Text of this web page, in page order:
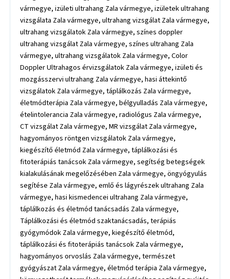
vármegye, izületi ultrahang Zala vármegye, izületek ultrahang
vizsgálata Zala vármegye, ultrahang vizsgálat Zala vármegye,
ultrahang vizsgálatok Zala vármegye, színes doppler
ultrahang vizsgálat Zala vármegye, színes ultrahang Zala
vármegye, ultrahang vizsgálatok Zala vármegye, Color
Doppler Ultrahagos érvizsgálatok Zala vármegye, izületi és
mozgásszervi ultrahang Zala vármegye, hasi áttekintő
vizsgálatok Zala vármegye, táplálkozás Zala vármegye,
életmódterápia Zala vármegye, bélgyulladás Zala vármegye,
ételintolerancia Zala vármegye, radiológus Zala vármegye,
CT vizsgálat Zala vármegye, MR vizsgálat Zala vármegye,
hagyományos röntgen vizsgálatok Zala vármegye,
kiegészítő életmód Zala vármegye, táplálkozási és
fitoterápiás tanácsok Zala vármegye, segítség betegségek
kialakulásának megelőzésében Zala vármegye, öngyógyulás
segítése Zala vármegye, emlő és lágyrészek ultrahang Zala
vármegye, hasi kismedencei ultrahang Zala vármegye,
táplálkozás és életmód tanácsadás Zala vármegye,
Táplálkozási és életmód szaktanácsadás, terápiás
gyógymódok Zala vármegye, kiegészítő életmód,
táplálkozási és fitoterápiás tanácsok Zala vármegye,
hagyományos orvoslás Zala vármegye, természet
gyógyászat Zala vármegye, életmód terápia Zala vármegye,